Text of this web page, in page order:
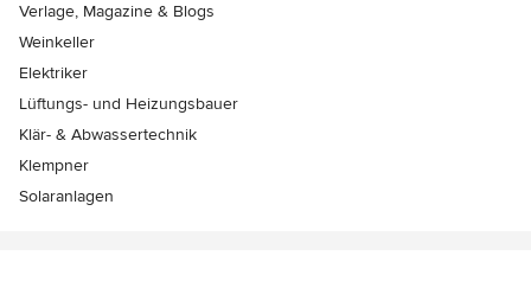
Verlage, Magazine & Blogs
Weinkeller
Elektriker
Lüftungs- und Heizungsbauer
Klär- & Abwassertechnik
Klempner
Solaranlagen